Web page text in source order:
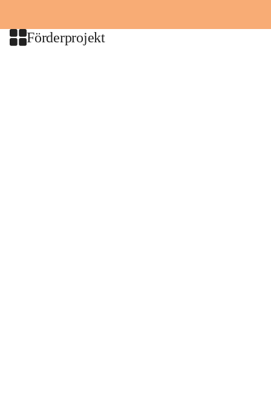
Förderprojekt